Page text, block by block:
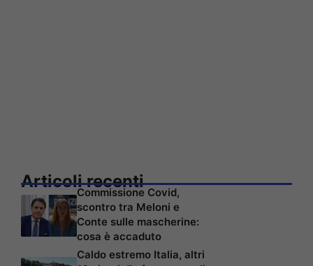
Articoli recenti
Commissione Covid,
scontro tra Meloni e
Conte sulle mascherine:
cosa è accaduto
Caldo estremo Italia, altri